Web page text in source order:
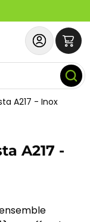
A217 - Inox
A217 -